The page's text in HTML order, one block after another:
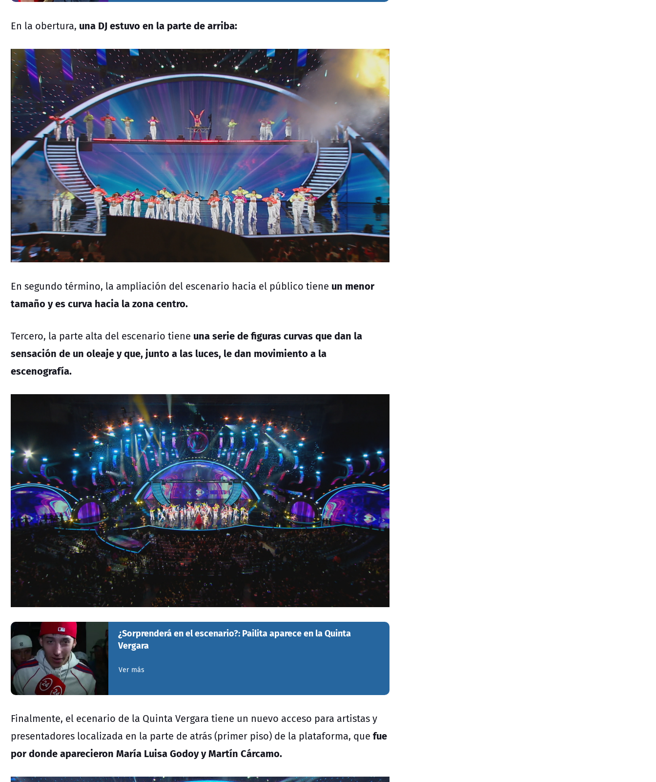
En la obertura, una DJ estuvo en la parte de arriba:
En segundo término, la ampliación del escenario hacia el público tiene un menor
tamaño y es curva hacia la zona centro.
Tercero, la parte alta del escenario tiene una serie de figuras curvas que dan la
sensación de un oleaje y que, junto a las luces, le dan movimiento a la
escenografía.
¿Sorprenderá en el escenario?: Pailita aparece en la Quinta
Vergara
Ver más
Finalmente, el ecenario de la Quinta Vergara tiene un nuevo acceso para artistas y
presentadores localizada en la parte de atrás (primer piso) de la plataforma, que fue
por donde aparecieron María Luisa Godoy y Martín Cárcamo.